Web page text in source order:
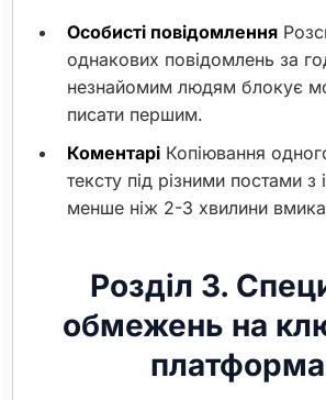
Особисті повідомлення
однакових повідомлень за
незнайомим людям блокує
писати першим.
Коментарі Копіювання
тексту під різними постами з
менше ніж 2-3 хвилини
Розділ 3.
обмежень на